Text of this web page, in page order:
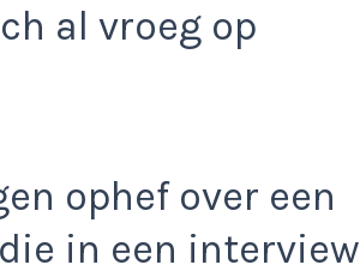
al vroeg op
ophef over een
in een interview